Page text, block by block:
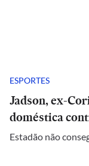
ESPORTES
Jadson, ex-
doméstica
Estadão não